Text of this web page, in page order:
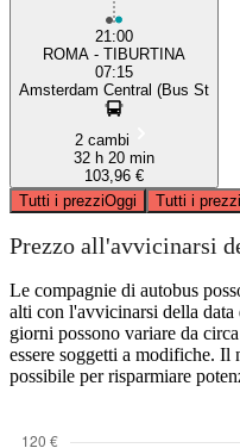
21:00
ROMA - TIBURTINA
07:15
Amsterdam Central (Bus St
2 cambi
32 h 20 min
103,96 €
Tutti i prezziOggi Tutti i prezzi
Prezzo all'avvicinarsi
Le compagnie di autobus
alti con l'avvicinarsi della
giorni possono variare da
essere soggetti a modifiche.
possibile per risparmiare